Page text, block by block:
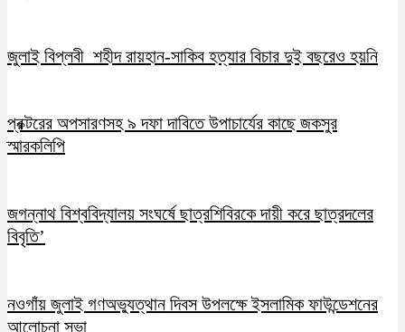
জুলাই বিপ্লবী শহীদ রায়হান-সাকিব হত্যার বিচার দুই বছরেও হয়নি
প্রক্টরের অপসারণসহ ৯ দফা দাবিতে উপাচার্যের কাছে জকসুর
স্মারকলিপি
জগন্নাথ বিশ্ববিদ্যালয় সংঘর্ষে ছাত্রশিবিরকে দায়ী করে ছাত্রদলের
বিবৃতি’
নওগাঁয় জুলাই গণঅভ্যুত্থান দিবস উপলক্ষে ইসলামিক ফাউন্ডেশনের
আলোচনা সভা